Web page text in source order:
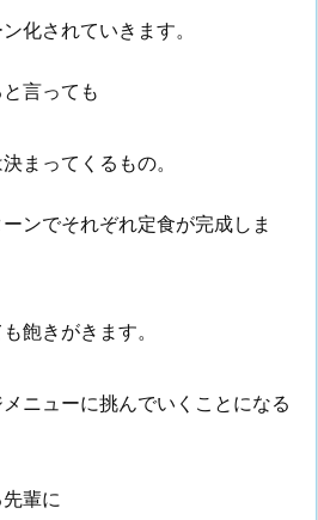
化されていきます。
言っても
まってくるもの。
ンでそれぞれ定食が完成しま
飽きがきます。
ニューに挑んでいくことになる
輩に